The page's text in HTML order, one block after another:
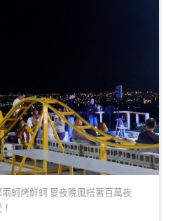
兩蚵烤鮮蚵 夏夜晚風搭著百萬夜